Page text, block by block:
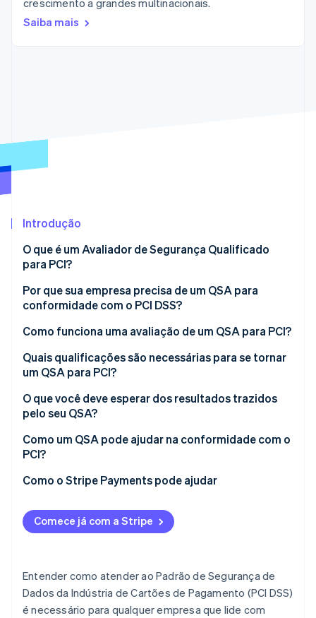
Veja o que está chegando
Radar
Prevenção de fraudes
Stripe Sessions 2026
Veja como a Stripe está construindo a infraestrutura
Assista agora
crescimento a grandes multinacionais.
Saiba mais
Introdução
O que é um Avaliador de Segurança Qualificado
para PCI?
Por que sua empresa precisa de um QSA para
conformidade com o PCI DSS?
Como funciona uma avaliação de um QSA para PCI?
Quais qualificações são necessárias para se tornar
um QSA para PCI?
O que você deve esperar dos resultados trazidos
pelo seu QSA?
Como um QSA pode ajudar na conformidade com o
PCI?
Como o Stripe Payments pode ajudar
Comece já com a Stripe
Entender como atender ao Padrão de Segurança de
Dados da Indústria de Cartões de Pagamento (PCI DSS)
é necessário para qualquer empresa que lide com